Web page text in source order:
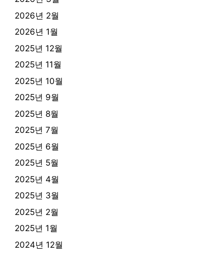
2026년 2월
2026년 1월
2025년 12월
2025년 11월
2025년 10월
2025년 9월
2025년 8월
2025년 7월
2025년 6월
2025년 5월
2025년 4월
2025년 3월
2025년 2월
2025년 1월
2024년 12월